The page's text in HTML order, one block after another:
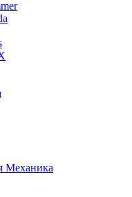
Механика